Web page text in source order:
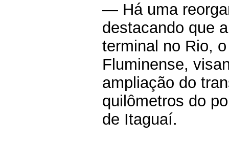
— Há uma
destacando que
terminal no Rio,
Fluminense,
ampliação do
quilômetros do
de Itaguaí.